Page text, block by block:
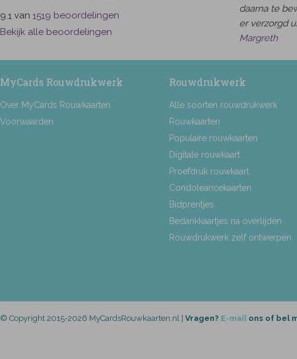
9.1 van 1519 beoordelingen
Bekijk alle beoordelingen
daarna te
er verzorgd
Margreth
MyCards Rouwdrukwerk
Over MyCards Rouwkaarten
Voorwaarden
Rouwdrukwerk
Alle soorten rouwdrukwerk
Rouwkaarten
Populaire rouwkaarten
Digitale rouwkaart
Proefdruk rouwkaart
Condoleancekaarten
Bidprentjes
Bedankkaartjes na overlijden
Rouwdrukwerk zelf ontwerpen
© Copyright 2015-2026 MyCardsRouwkaarten.nl | Vragen? E-mail ons of bel